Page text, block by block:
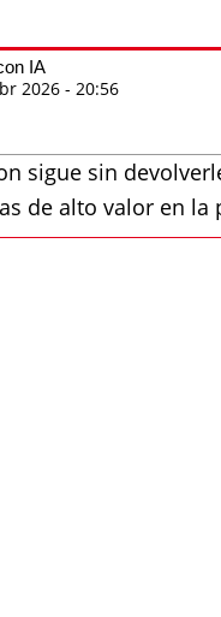
IA
2026 - 20:56
sigue sin
de alto valor en